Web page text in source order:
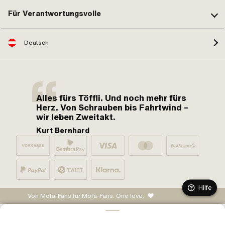
Für Verantwortungsvolle
Deutsch
Alles fürs Töffli. Und noch mehr fürs
Herz. Von Schrauben bis Fahrtwind –
wir leben Zweitakt.
Kurt Bernhard
Von Mofa-Fans für Mofa-Fans. One love.
Hilfe